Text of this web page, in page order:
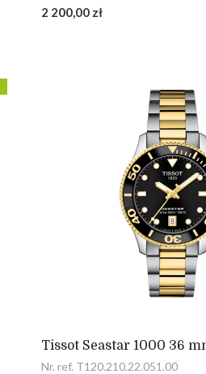
2 200,00 zł
Tissot Seastar 1000 36
Nr. ref. T120.210.22.051.00